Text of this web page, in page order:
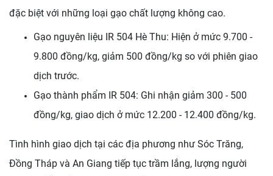
đặc biệt với những loại gạo chất lượng không cao.
Gạo nguyên liệu IR 504 Hè Thu: Hiện ở mức 9.700 -
9.800 đồng/kg, giảm 500 đồng/kg so với phiên giao
dịch trước.
Gạo thành phẩm IR 504: Ghi nhận giảm 300 - 500
đồng/kg, giao dịch ở mức 12.200 - 12.400 đồng/kg.
Tình hình giao dịch tại các địa phương như Sóc Trăng,
Đồng Tháp và An Giang tiếp tục trầm lắng, lượng người